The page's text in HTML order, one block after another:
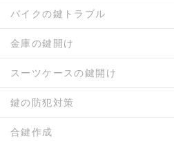
バイクの鍵トラブル
金庫の鍵開け
スーツケースの鍵開け
鍵の防犯対策
合鍵作成